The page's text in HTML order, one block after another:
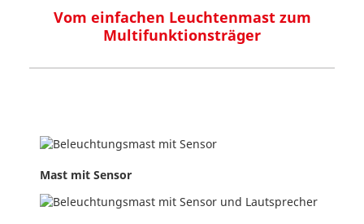
Vom einfachen Leuchtenmast zum
Multifunktionsträger
Mast mit Sensor